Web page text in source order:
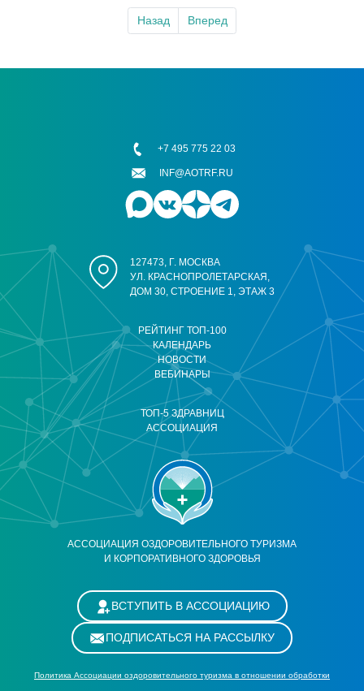
Назад Вперед
АССОЦИАЦИЯ ОЗДОРОВИТЕЛЬНОГО ТУРИЗМА
И КОРПОРАТИВНОГО ЗДОРОВЬЯ
РЕЙТИНГ ТОП-100
КАЛЕНДАРЬ
НОВОСТИ
ВЕБИНАРЫ
ТОП-5 ЗДРАВНИЦ
АССОЦИАЦИЯ
127473, Г. МОСКВА
УЛ. КРАСНОПРОЛЕТАРСКАЯ,
ДОМ 30, СТРОЕНИЕ 1, ЭТАЖ 3
+7 495 775 22 03
INF@AOTRF.RU
ВСТУПИТЬ В АССОЦИАЦИЮ
ПОДПИСАТЬСЯ НА РАССЫЛКУ
Политика Ассоциации оздоровительного туризма в отношении обработки